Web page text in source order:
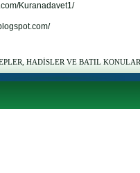
Kuranadavet1/
HADİSLER VE BATIL KONULAR.